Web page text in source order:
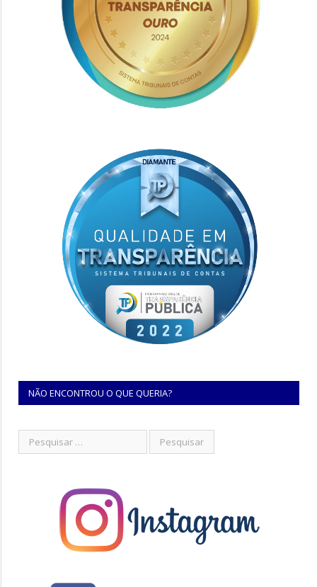
NÃO ENCONTROU O QUE QUERIA?